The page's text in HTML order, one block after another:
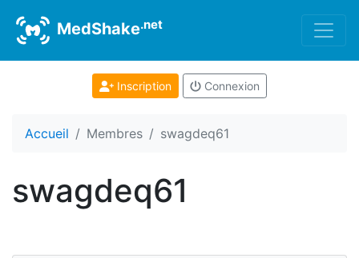
MedShake.net
Inscription Connexion
Accueil Membres swagdeq61
swagdeq61